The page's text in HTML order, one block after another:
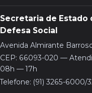
Secretaria de Estado
Defesa Social
Avenida Almirante
CEP: 66093-020 —
08h — 17h
Telefone: (91) 3265-6000/